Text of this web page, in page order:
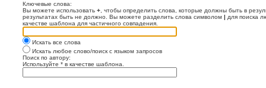
Ключевые слова:
Вы можете использовать + , чтобы определить слова, которые должны быть в
результатах быть не должно. Вы можете разделить слова символом | для поиска
качестве шаблона для частичного совпадения.
Искать все слова
Искать любое слово/поиск с языком запросов
Поиск по автору:
Используйте * в качестве шаблона.